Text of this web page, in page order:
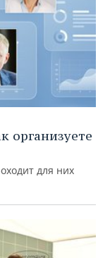
организуете
для них